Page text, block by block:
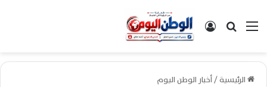
القائمةبحث عن تسجيل الدخول
الرئيسية/أخبار الوطن اليوم